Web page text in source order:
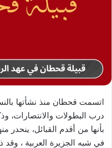
اتسمت قحطان منذ نشأتها
درب البطولات والانتصارات،
بأنها من أقدم القبائل،
في شبه الجزيرة العربية ،